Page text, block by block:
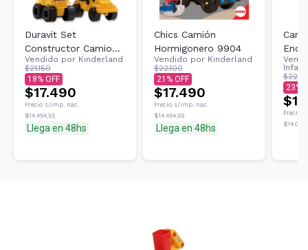
Duravit Set
Constructor Camion
Volcador Y
Excavadora 204
Vendido por Kinderland
$21.150
18
$17.490
Precio s/imp. nac.
$14.454,55
Llega en 48hs
Chics Camión
Hormigonero 9904
Vendido por Kinderland
$22.100
21
$17.490
Precio s/imp. nac.
$14.454,55
Llega en 48hs
23
Precio